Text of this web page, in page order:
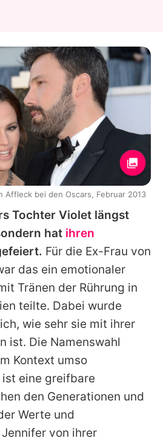
Tochter Violet längst
hat ihren
Für die Ex-Frau von
das ein emotionaler
Tränen der Rührung in
teilte. Dabei wurde
wie sehr sie mit ihrer
ist. Die Namenswahl
Kontext umso
eine greifbare
den Generationen und
Werte und
Jennifer von ihrer
Affleck bei den Oscars, Februar 2013